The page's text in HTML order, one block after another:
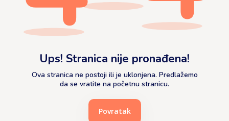
Ups! Stranica nije pronađena!
Ova stranica ne postoji ili je uklonjena. Predlažemo
da se vratite na početnu stranicu.
Povratak